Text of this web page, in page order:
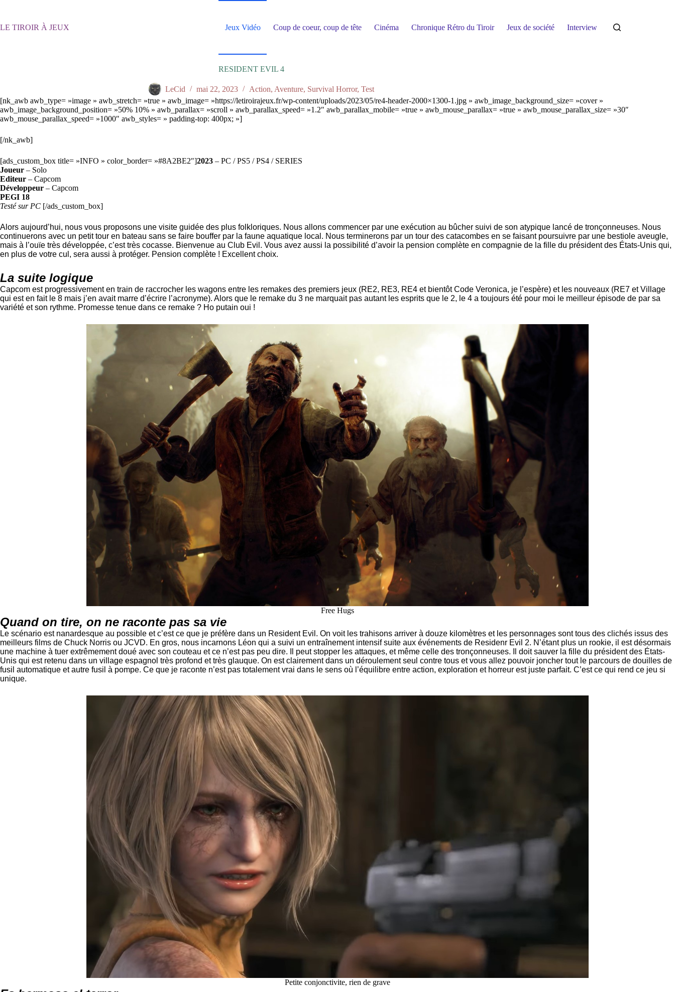
LE TIROIR À JEUX Jeux Vidéo Coup de coeur, coup de tête Cinéma Chronique Rétro du Tiroir Jeux de société Interview
RESIDENT EVIL 4
LeCid mai 22, 2023 Action, Aventure, Survival Horror, Test
[nk_awb awb_type= »image » awb_stretch= »true » awb_image= »https://letiroirajeux.fr/wp-content/uploads/2023/05/re4-header-2000×1300-1.jpg » awb_image_background_size= »cover »
awb_image_background_position= »50% 10% » awb_parallax= »scroll » awb_parallax_speed= »1.2″ awb_parallax_mobile= »true » awb_mouse_parallax= »true » awb_mouse_parallax_size= »30″
awb_mouse_parallax_speed= »1000″ awb_styles= » padding-top: 400px; »]
[/nk_awb]
[ads_custom_box title= »INFO » color_border= »#8A2BE2″]2023 – PC / PS5 / PS4 / SERIES
Joueur – Solo
Editeur – Capcom
Développeur – Capcom
PEGI 18
Testé sur PC [/ads_custom_box]
Alors aujourd’hui, nous vous proposons une visite guidée des plus folkloriques. Nous allons commencer par une exécution au bûcher suivi de son atypique lancé de tronçonneuses. Nous
continuerons avec un petit tour en bateau sans se faire bouffer par la faune aquatique local. Nous terminerons par un tour des catacombes en se faisant poursuivre par une bestiole aveugle,
mais à l’ouïe très développée, c’est très cocasse. Bienvenue au Club Evil. Vous avez aussi la possibilité d’avoir la pension complète en compagnie de la fille du président des États-Unis qui,
en plus de votre cul, sera aussi à protéger. Pension complète ! Excellent choix.
La suite logique
Capcom est progressivement en train de raccrocher les wagons entre les remakes des premiers jeux (RE2, RE3, RE4 et bientôt Code Veronica, je l’espère) et les nouveaux (RE7 et Village
qui est en fait le 8 mais j’en avait marre d’écrire l’acronyme). Alors que le remake du 3 ne marquait pas autant les esprits que le 2, le 4 a toujours été pour moi le meilleur épisode de par sa
variété et son rythme. Promesse tenue dans ce remake ? Ho putain oui !
Free Hugs
Quand on tire, on ne raconte pas sa vie
Le scénario est nanardesque au possible et c’est ce que je préfère dans un Resident Evil. On voit les trahisons arriver à douze kilomètres et les personnages sont tous des clichés issus des
meilleurs films de Chuck Norris ou JCVD. En gros, nous incarnons Léon qui a suivi un entraînement intensif suite aux événements de Residenr Evil 2. N’étant plus un rookie, il est désormais
une machine à tuer extrêmement doué avec son couteau et ce n’est pas peu dire. Il peut stopper les attaques, et même celle des tronçonneuses. Il doit sauver la fille du président des États-
Unis qui est retenu dans un village espagnol très profond et très glauque. On est clairement dans un déroulement seul contre tous et vous allez pouvoir joncher tout le parcours de douilles de
fusil automatique et autre fusil à pompe. Ce que je raconte n’est pas totalement vrai dans le sens où l’équilibre entre action, exploration et horreur est juste parfait. C’est ce qui rend ce jeu si
unique.
Petite conjonctivite, rien de grave